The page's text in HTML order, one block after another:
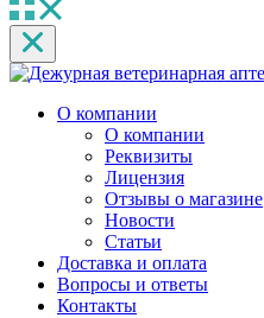
О компании
О компании
Реквизиты
Лицензия
Отзывы о магазине
Новости
Статьи
Доставка и оплата
Вопросы и ответы
Контакты